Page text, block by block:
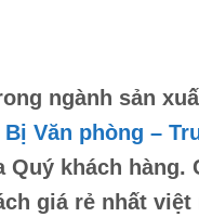
ngành sản
Văn phòng –
Quý khách
giá rẻ nhất việt